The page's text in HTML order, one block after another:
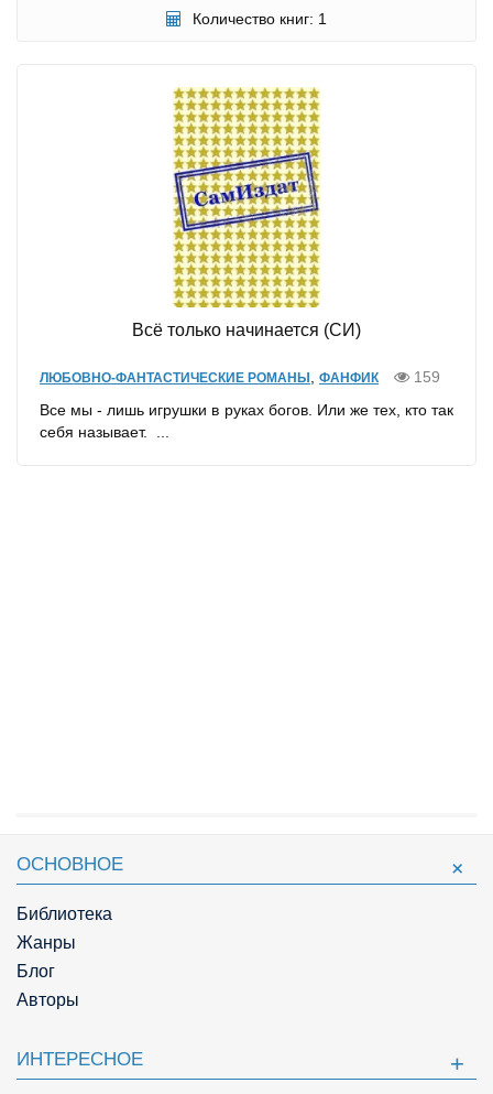
Количество книг: 1
Всё только начинается (СИ)
ЛЮБОВНО-ФАНТАСТИЧЕСКИЕ РОМАНЫ ФАНФИК
159
Все мы - лишь игрушки в руках богов. Или же тех, кто так
себя называет. ...
ОСНОВНОЕ
Библиотека
Жанры
Блог
Авторы
ИНТЕРЕСНОЕ